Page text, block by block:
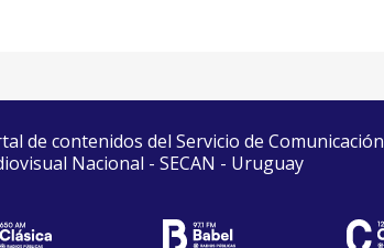
de contenidos del Servicio de Comunicación
Nacional - SECAN - Uruguay